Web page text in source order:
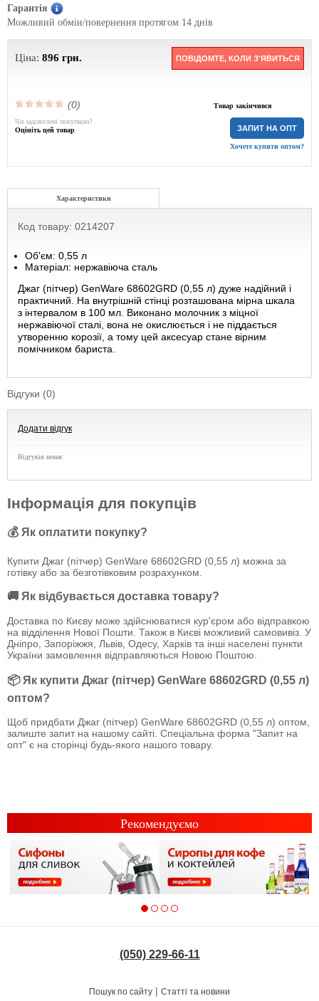
Гарантія
Можливий обмін/повернення протягом 14 днів
Ціна: 896 грн. ПОВІДОМТЕ, КОЛИ З'ЯВИТЬСЯ
(0) Товар закінчився
ЗАПИТ НА ОПТ
Хочете купити оптом?
Чи задоволені покупкою?
Оцініть цей товар
Характеристики
Код товару: 0214207
Об'єм: 0,55 л
Матеріал: нержавіюча сталь
Джаг (пітчер) GenWare 68602GRD (0,55 л) дуже надійний і
практичний. На внутрішній стінці розташована мірна шкала
з інтервалом в 100 мл. Виконано молочник з міцної
нержавіючої сталі, вона не окислюється і не піддається
утворенню корозії, а тому цей аксесуар стане вірним
помічником бариста.
Відгуки (0)
Додати відгук
Відгуків немає
Інформація для покупців
💰 Як оплатити покупку?
Купити Джаг (пітчер) GenWare 68602GRD (0,55 л) можна за
готівку або за безготівковим розрахунком.
🚚 Як відбувається доставка товару?
Доставка по Києву може здійснюватися кур'єром або відправкою
на відділення Нової Пошти. Також в Києві можливий самовивіз. У
Дніпро, Запоріжжя, Львів, Одесу, Харків та інші населені пункти
України замовлення відправляються Новою Поштою.
📦 Як купити Джаг (пітчер) GenWare 68602GRD (0,55 л)
оптом?
Щоб придбати Джаг (пітчер) GenWare 68602GRD (0,55 л) оптом,
залиште запит на нашому сайті. Спеціальна форма "Запит на
опт" є на сторінці будь-якого нашого товару.
Рекомендуємо
(050) 229-66-11
Пошук по сайту | Статті та новини